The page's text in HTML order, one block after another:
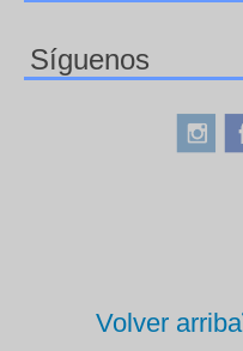
Síguenos
Volver arriba